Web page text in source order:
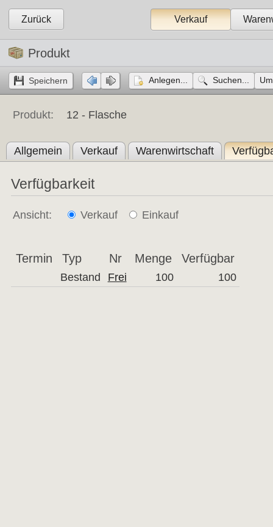
Zurück Verkauf
Produkt
Anlegen... Suchen...
Produkt: 12 - Flasche
Allgemein Verkauf Warenwirtschaft
Verfügbarkeit
Ansicht: Verkauf Einkauf
Termin Typ Nr Menge Verfügbar
Bestand Frei 100 100